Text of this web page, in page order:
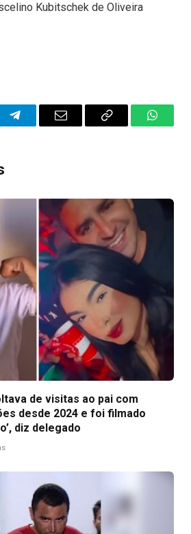
Kubitschek de Oliveira
TelegramEmail
Copy
de visitas ao pai com
desde 2024 e foi filmado
diz delegado